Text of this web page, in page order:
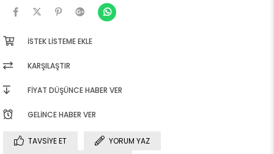
İSTEK LISTEME EKLE
KARŞILAŞTIR
FIYAT DÜŞÜNCE HABER VER
GELINCE HABER VER
TAVSIYE ET
YORUM YAZ